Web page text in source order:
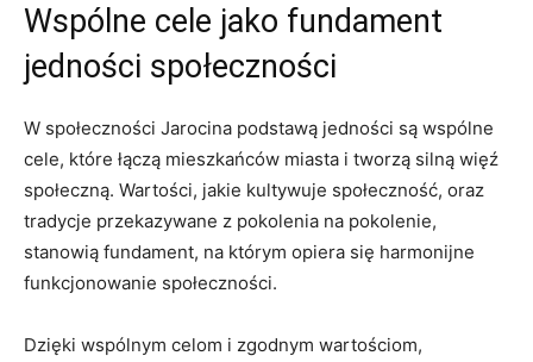
Wspólne ‍cele jako fundament
jedności społeczności
W społeczności Jarocina podstawą ⁣jedności są wspólne
cele, które łączą mieszkańców miasta i ⁣tworzą⁤ silną ‍więź
społeczną. ⁤Wartości, jakie kultywuje społeczność, oraz
⁢tradycje przekazywane ⁣z pokolenia na pokolenie,
stanowią fundament, ‍na którym opiera się harmonijne‌
funkcjonowanie ⁣społeczności.
Dzięki wspólnym celom i zgodnym wartościom,